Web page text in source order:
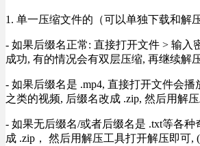
1. 单一压缩文件的（可以单独下载和解
- 如果后缀名正常: 直接打开文件 > 输入
成功, 有的情况会有双层压缩, 再继续解
- 如果后缀名是 .mp4, 直接打开文件会
之类的视频, 后缀名改成 .zip, 然后用解
- 如果无后缀名/或者后缀名是 .txt等各种
成 .zip， 然后用解压工具打开解压即可,